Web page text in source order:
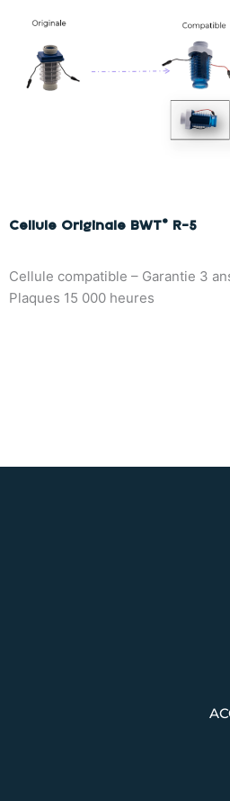
Cellule Originale BWT® R-5
Cellule compatible – Garantie 3
Plaques 15 000 heures